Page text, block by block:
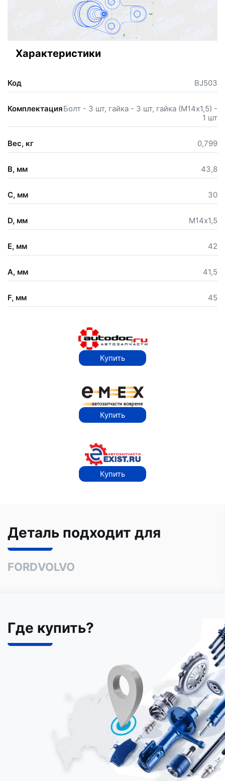
Характеристики
Код BJ503
КомплектацияБолт - 3 шт, гайка - 3 шт, гайка (М14х1,5) -
1 шт
Вес, кг 0,799
B, мм 43,8
C, мм 30
D, мм М14х1,5
E, мм 42
A, мм 41,5
F, мм 45
Купить
Купить
Купить
Деталь подходит для
FORDVOLVO
Где купить?